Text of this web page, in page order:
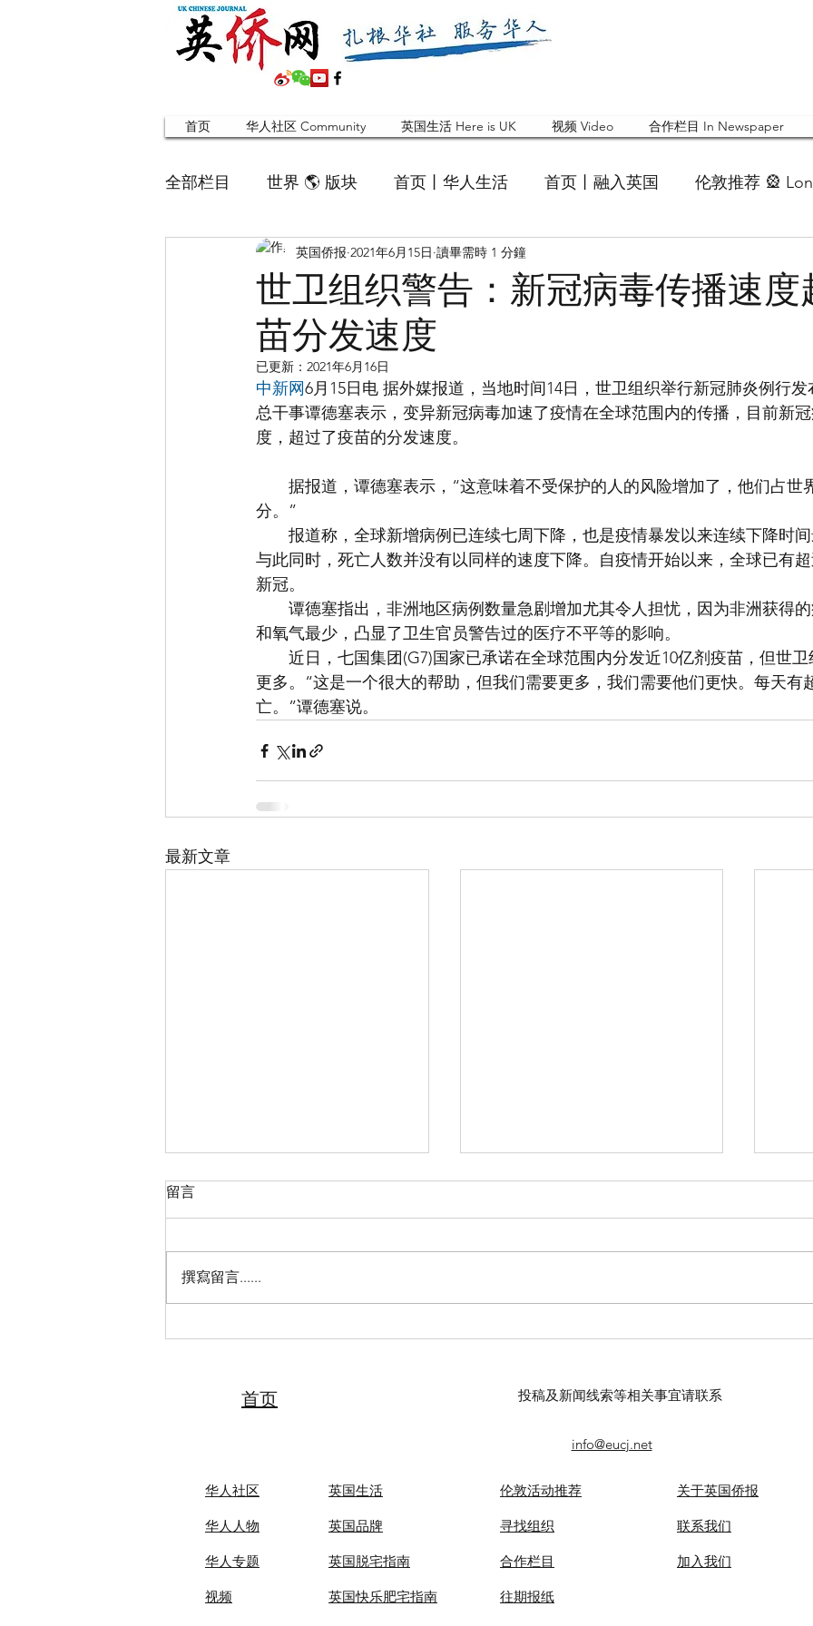
首页 华人社区 Community 英国生活 Here is UK 视频 Video 合作栏目 In Newspaper
全部栏目 世界 🌎 版块 首页丨华人生活 首页丨融入英国 伦敦推荐 🎡
英国脱宅指南 Time out 英国快乐肥宅指南 Cola
寻找组织 Friends 华人专题 Feature
合作栏目 留学生 英国白金汉大学中国校友会
世卫组织警告：新冠病毒传播速度
苗分发速度
英国侨报 2021年6月15日 讀畢需時 1 分鐘
已更新： 2021年6月16日
中新网6月15日电 据外媒报道，当地时间14日，世卫组织举行新冠肺炎例行
总干事谭德塞表示，变异新冠病毒加速了疫情在全球范围内的传播，目前新
度，超过了疫苗的分发速度。
据报道，谭德塞表示，“这意味着不受保护的人的风险增加了，他们占世
分。”
报道称，全球新增病例已连续七周下降，也是疫情暴发以来连续下降时
与此同时，死亡人数并没有以同样的速度下降。自疫情开始以来，全球已有
新冠。
谭德塞指出，非洲地区病例数量急剧增加尤其令人担忧，因为非洲获得
和氧气最少，凸显了卫生官员警告过的医疗不平等的影响。
近日，七国集团(G7)国家已承诺在全球范围内分发近10亿剂疫苗，但世卫
更多。“这是一个很大的帮助，但我们需要更多，我们需要他们更快。每天有
亡。”谭德塞说。
最新文章
夏令营营员
留言
撰寫留言......
首页 投稿及新闻线索等相关事宜请联系
info@eucj.net
华人社区
华人人物
华人专题
视频
英国生活​
英国品牌
英国脱宅指南
英国快乐肥宅指南
伦敦活动推荐
​寻找组织
合作栏目
​往期报纸
关于英国侨报
联系我们
​加入我们